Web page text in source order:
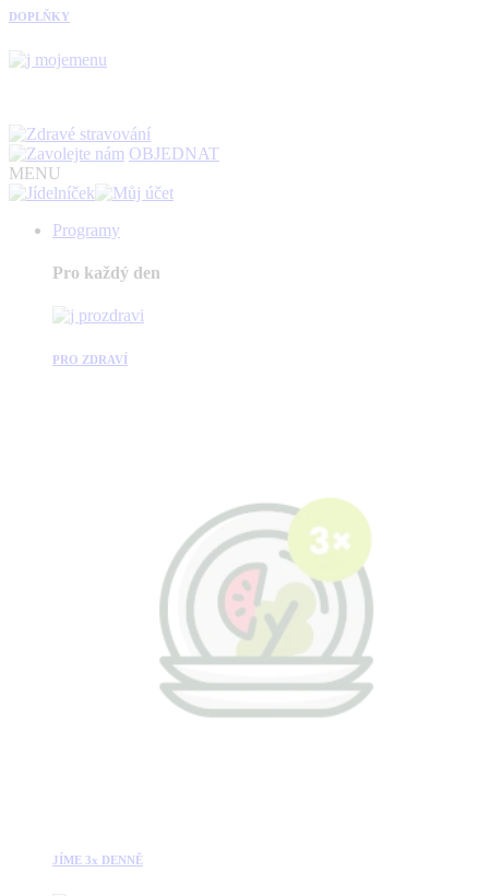
DOPLŇKY
OBJEDNAT
MENU
Programy
Pro každý den
PRO ZDRAVÍ
JÍME 3x DENNĚ